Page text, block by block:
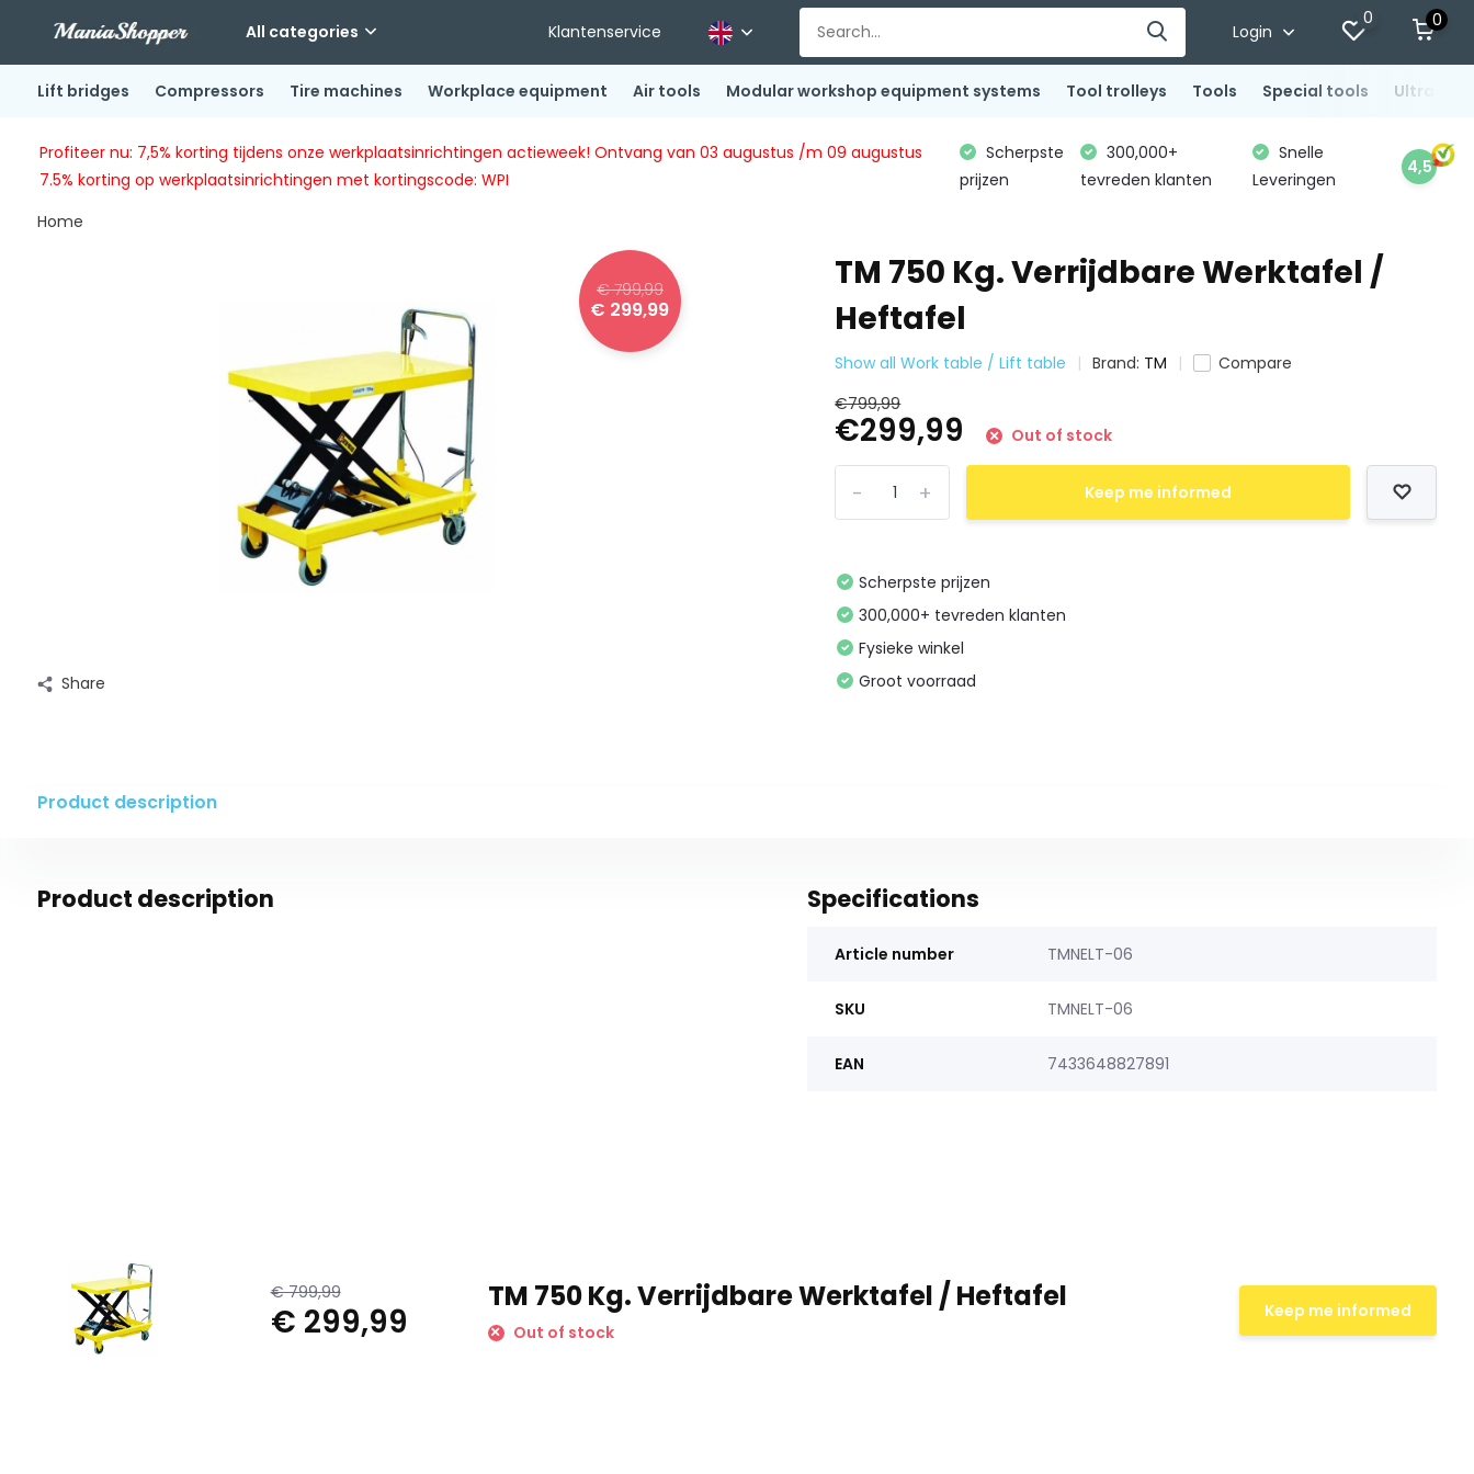
All categories Klantenservice Login
0 0
Lift bridges Compressors Tire machines Workplace equipment Air tools Modular workshop equipment systems Tool trolleys Tools Special tools
Profiteer nu: 7,5% korting tijdens onze werkplaatsinrichtingen actieweek! Ontvang van 03 augustus /m 09 augustus
7.5% korting op werkplaatsinrichtingen met kortingscode: WPI
Scherpste
prijzen
300,000+
tevreden klanten
Snelle
Leveringen
4,5
Home
€ 799,99
€ 299,99
Share
TM 750 Kg. Verrijdbare Werktafel /
Heftafel
Show all Work table / Lift table Brand: TM
Compare
€799,99
€299,99 Out of stock
+
- Keep me informed
Scherpste prijzen
300,000+ tevreden klanten
Fysieke winkel
Groot voorraad
Product description
Product description Specifications
Article number TMNELT-06
SKU TMNELT-06
EAN 7433648827891
€ 799,99
€ 299,99
TM 750 Kg. Verrijdbare Werktafel / Heftafel
Out of stock
Keep me informed